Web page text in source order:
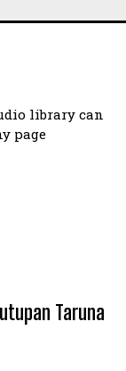
library can
page
Taruna